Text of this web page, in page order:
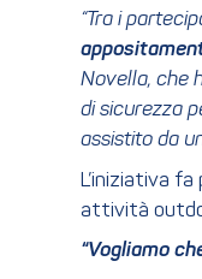
“Tra i
Novella, che
di sicurezza
assistito da
L’iniziativa
attività
“Vogliamo